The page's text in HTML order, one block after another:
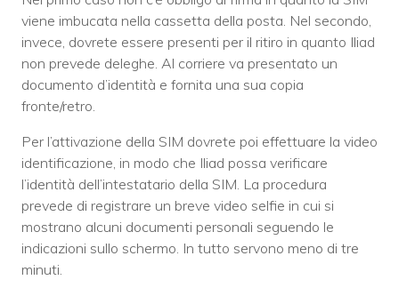
viene imbucata nella cassetta della posta. Nel secondo,
invece, dovrete essere presenti per il ritiro in quanto Iliad
non prevede deleghe. Al corriere va presentato un
documento d’identità e fornita una sua copia
fronte/retro.
Per l’attivazione della SIM dovrete poi effettuare la video
identificazione, in modo che Iliad possa verificare
l’identità dell’intestatario della SIM. La procedura
prevede di registrare un breve video selfie in cui si
mostrano alcuni documenti personali seguendo le
indicazioni sullo schermo. In tutto servono meno di tre
minuti.